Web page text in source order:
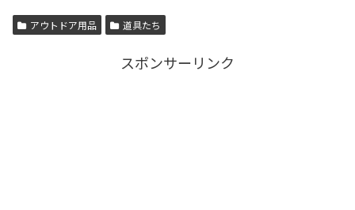
アウトドア用品 道具たち
スポンサーリンク